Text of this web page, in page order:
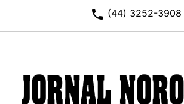
phone (44) 3252-3908